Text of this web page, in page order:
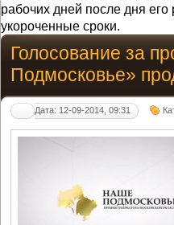
рабочих дней после дня
укороченные сроки.
Голосование за
Подмосковье»
Дата: 12-09-2014, 09:31